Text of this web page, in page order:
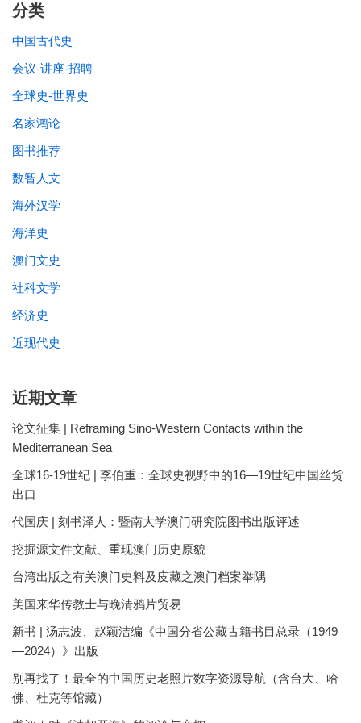
分类
中国古代史
会议-讲座-招聘
全球史-世界史
名家鸿论
图书推荐
数智人文
海外汉学
海洋史
澳门文史
社科文学
经济史
近现代史
近期文章
论文征集 | Reframing Sino-Western Contacts within the
Mediterranean Sea
全球16-19世纪 | 李伯重：全球史视野中的16—19世纪中国丝货
出口
代国庆 | 刻书泽人：暨南大学澳门研究院图书出版评述
挖掘源文件文献、重现澳门历史原貌
台湾出版之有关澳门史料及庋藏之澳门档案举隅
美国来华传教士与晚清鸦片贸易
新书 | 汤志波、赵颖洁编《中国分省公藏古籍书目总录（1949
—2024）》出版
别再找了！最全的中国历史老照片数字资源导航（含台大、哈
佛、杜克等馆藏）